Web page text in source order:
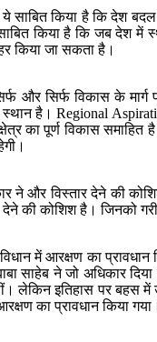
साबित किया है कि देश
किया है कि जब देश में
किया जा सकता है।
सिर्फ और सिर्फ विकास के
है। Regional
का पूर्ण विकास
ने और विस्तार देने की
की कोशिश है। जिनको
में आरक्षण का
साहेब ने जो अधिकार
लेकिन इतिहास पर बहस
का प्रावधान किया